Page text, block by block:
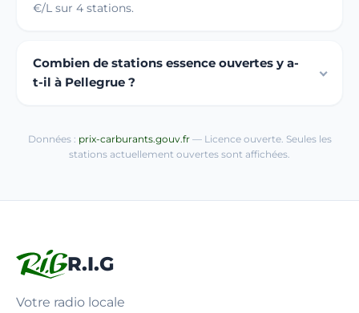
€/L sur 4 stations.
Combien de stations essence ouvertes y a-
t-il à Pellegrue ?
Données : prix-carburants.gouv.fr— Licence ouverte. Seules les
stations actuellement ouvertes sont affichées.
R.I.G
Votre radio locale